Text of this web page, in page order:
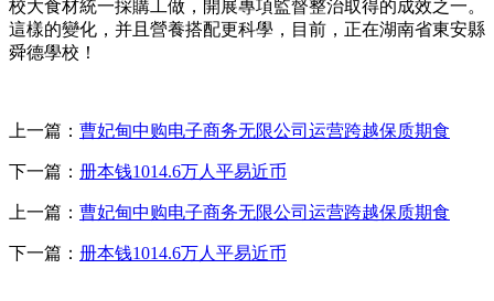
校大食材統一採購工做，開展專項監督整治取得的成效之一。
這樣的變化，并且營養搭配更科學，目前，正在湖南省東安縣
舜德學校！
上一篇： 曹妃甸中购电子商务无限公司运营跨越保质期食
下一篇： 册本钱1014.6万人平易近币
上一篇： 曹妃甸中购电子商务无限公司运营跨越保质期食
下一篇： 册本钱1014.6万人平易近币